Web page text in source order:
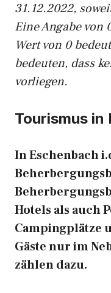
31.12.2022,
Eine Angabe
Wert von 0
bedeuten, dass
vorliegen.
Tourismus in
In Eschenbach
Hotels als auch
Campingplätze
Gäste nur im
zählen dazu.